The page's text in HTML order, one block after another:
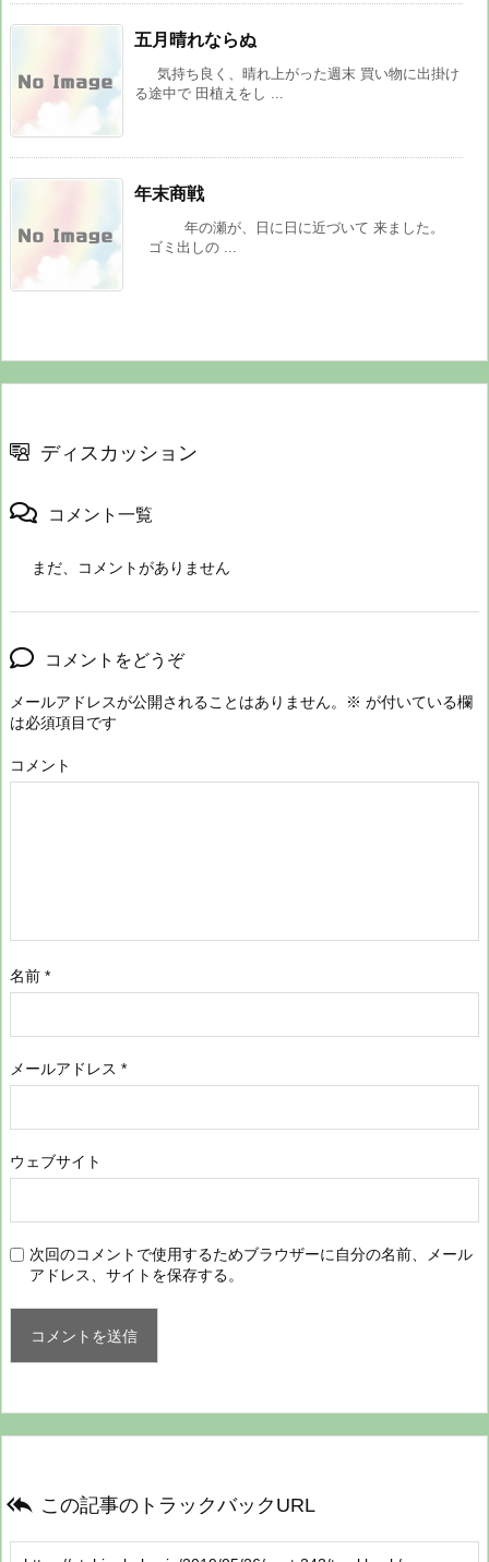
五月晴れならぬ
気持ち良く、晴れ上がった週末 買い物に出掛け
る途中で 田植えをし ...
年末商戦
年の瀬が、日に日に近づいて 来ました。
ゴミ出しの ...
ディスカッション
コメント一覧
まだ、コメントがありません
コメントをどうぞ
メールアドレスが公開されることはありません。 ※ が付いている欄
は必須項目です
コメント
名前 *
メールアドレス *
ウェブサイト
次回のコメントで使用するためブラウザーに自分の名前、メール
アドレス、サイトを保存する。
 この記事のトラックバックURL